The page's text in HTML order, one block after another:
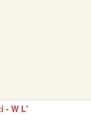
- W L'